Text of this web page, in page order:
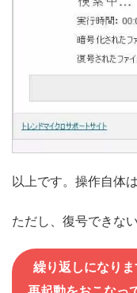
以上です。操作自体
ただし、復号できな
繰り返しになり